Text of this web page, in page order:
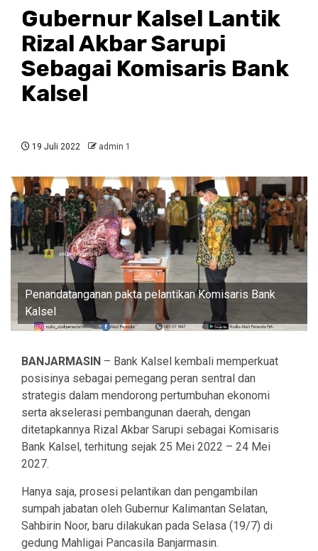
Gubernur Kalsel Lantik
Rizal Akbar Sarupi
Sebagai Komisaris Bank
Kalsel
19 Juli 2022 admin 1
Penandatanganan pakta pelantikan Komisaris Bank
Kalsel
BANJARMASIN – Bank Kalsel kembali memperkuat
posisinya sebagai pemegang peran sentral dan
strategis dalam mendorong pertumbuhan ekonomi
serta akselerasi pembangunan daerah, dengan
ditetapkannya Rizal Akbar Sarupi sebagai Komisaris
Bank Kalsel, terhitung sejak 25 Mei 2022 – 24 Mei
2027.
Hanya saja, prosesi pelantikan dan pengambilan
sumpah jabatan oleh Gubernur Kalimantan Selatan,
Sahbirin Noor, baru dilakukan pada Selasa (19/7) di
gedung Mahligai Pancasila Banjarmasin.